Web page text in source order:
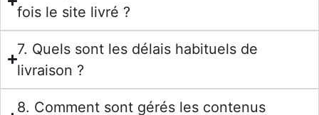
fois le site livré ?
7. Quels sont les délais habituels de
livraison ?
8. Comment sont gérés les contenus